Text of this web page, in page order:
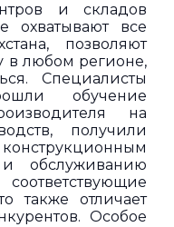
и складов
охватывают все
позволяют
в любом регионе,
Специалисты
обучение
на
получили
и обслуживанию
также отличает
Особое